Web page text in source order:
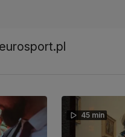
45 min